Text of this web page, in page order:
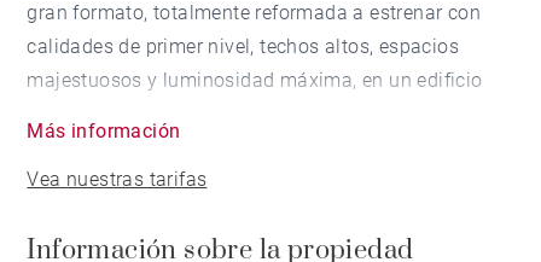
gran formato, totalmente reformada a estrenar con
calidades de primer nivel, techos altos, espacios
majestuosos y luminosidad máxima, en un edificio
acabados de lujo, en la zona prime por excelencia de
Más información
Vea nuestras tarifas
Información sobre la propiedad